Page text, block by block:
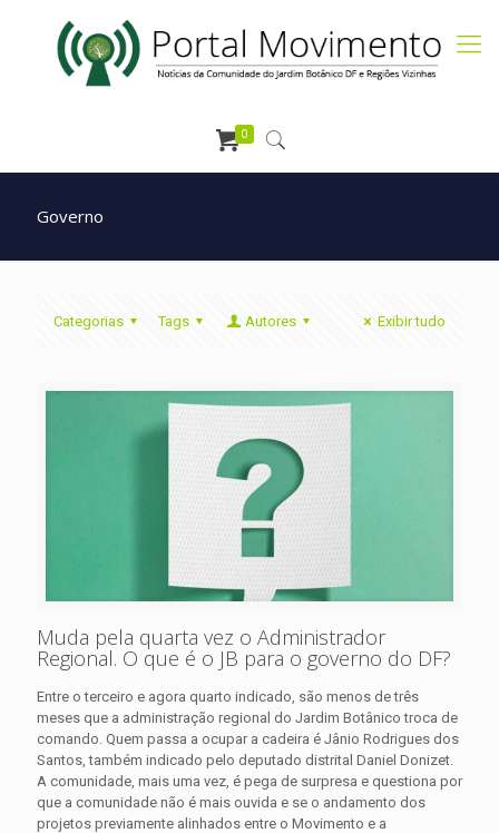
0
Governo
Categorias Tags Autores Exibir tudo
Muda pela quarta vez o Administrador
Regional. O que é o JB para o governo do DF?
Entre o terceiro e agora quarto indicado, são menos de três
meses que a administração regional do Jardim Botânico troca de
comando. Quem passa a ocupar a cadeira é Jânio Rodrigues dos
Santos, também indicado pelo deputado distrital Daniel Donizet.
A comunidade, mais uma vez, é pega de surpresa e questiona por
que a comunidade não é mais ouvida e se o andamento dos
projetos previamente alinhados entre o Movimento e a